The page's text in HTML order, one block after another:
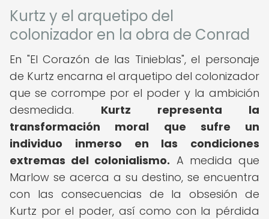
Kurtz y el arquetipo del
colonizador en la obra de Conrad
En "El Corazón de las Tinieblas", el personaje
de Kurtz encarna el arquetipo del colonizador
que se corrompe por el poder y la ambición
desmedida. Kurtz representa la
transformación moral que sufre un
individuo inmerso en las condiciones
extremas del colonialismo. A medida que
Marlow se acerca a su destino, se encuentra
con las consecuencias de la obsesión de
Kurtz por el poder, así como con la pérdida